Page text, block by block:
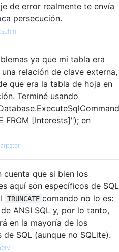
de error realmente te envía
persecución.
ya que mi tabla era
relación de clave externa,
que era la tabla de hoja en
Terminé usando
FROM [Interests]"); en
cuenta que si bien los
aquí son específicos de SQL
TRUNCATE comando no lo es:
ANSI SQL y, por lo tanto,
en la mayoría de los
SQL (aunque no SQLite).